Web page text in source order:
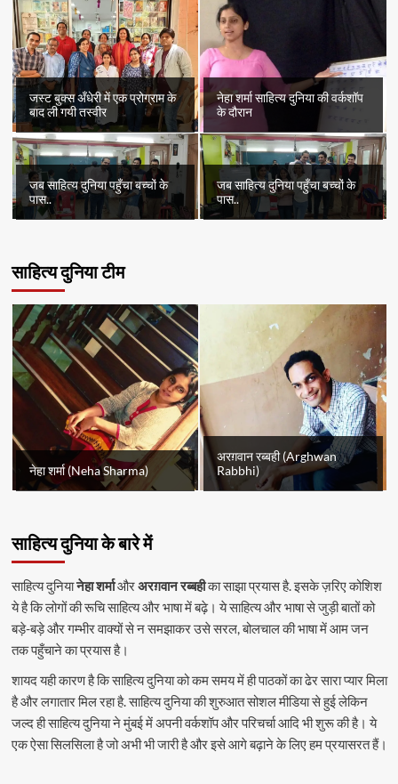
जस्ट बुक्स अँधेरी में एक प्रोग्राम के
बाद ली गयी तस्वीर
नेहा शर्मा साहित्य दुनिया की वर्कशॉप
के दौरान
जब साहित्य दुनिया पहुँचा बच्चों के
पास..
जब साहित्य दुनिया पहुँचा बच्चों के
पास..
साहित्य दुनिया टीम
नेहा शर्मा (Neha Sharma)
अरग़वान रब्बही (Arghwan
Rabbhi)
साहित्य दुनिया के बारे में
साहित्य दुनियानेहा शर्माऔरअरग़वान रब्बहीका साझा प्रयास है. इसके ज़रिए कोशिश
ये है कि लोगों की रूचि साहित्य और भाषा में बढ़े। ये साहित्य और भाषा से जुड़ी बातों को
बड़े-बड़े और गम्भीर वाक्यों से न समझाकर उसे सरल, बोलचाल की भाषा में आम जन
तक पहुँचाने का प्रयास है।
शायद यही कारण है कि साहित्य दुनिया को कम समय में ही पाठकों का ढेर सारा प्यार मिला
है और लगातार मिल रहा है. साहित्य दुनिया की शुरुआत सोशल मीडिया से हुई लेकिन
जल्द ही साहित्य दुनिया ने मुंबई में अपनी वर्कशॉप और परिचर्चा आदि भी शुरू की है। ये
एक ऐसा सिलसिला है जो अभी भी जारी है और इसे आगे बढ़ाने के लिए हम प्रयासरत हैं।